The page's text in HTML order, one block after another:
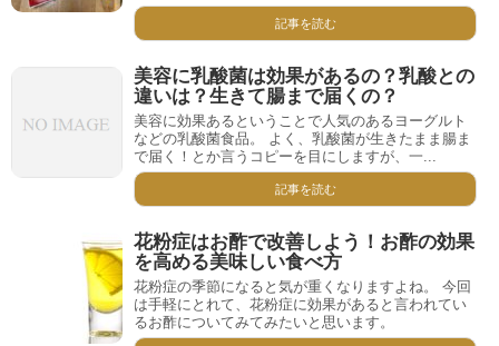
記事を読む
美容に乳酸菌は効果があるの？乳酸との
違いは？生きて腸まで届くの？
美容に効果あるということで人気のあるヨーグルト
などの乳酸菌食品。 よく、乳酸菌が生きたまま腸ま
で届く！とか言うコピーを目にしますが、一...
記事を読む
花粉症はお酢で改善しよう！お酢の効果
を高める美味しい食べ方
花粉症の季節になると気が重くなりますよね。 今回
は手軽にとれて、花粉症に効果があると言われてい
るお酢についてみてみたいと思います。